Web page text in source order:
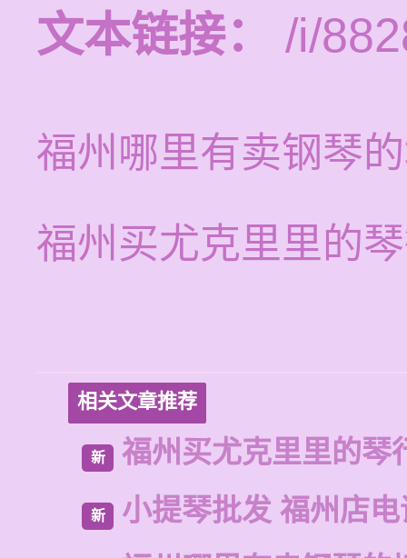
文本链接：
/i/
福州哪里有卖钢琴
福州买尤克里里的
相关文章推荐
新 福州买尤克里里的琴
新
小提琴批发 福州店